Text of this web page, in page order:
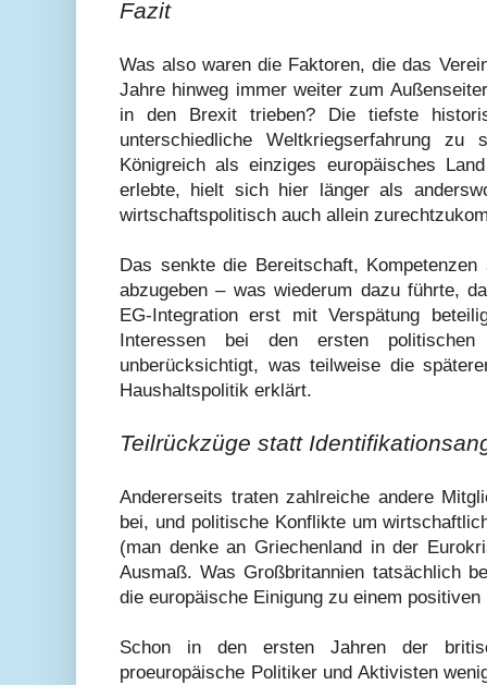
Fazit
Was also waren die Faktoren, die das
Jahre hinweg immer weiter zum
in den Brexit trieben? Die tiefste
unterschiedliche Weltkriegserfahrung
Königreich als einziges europäisches
erlebte, hielt sich hier länger als
wirtschaftspolitisch auch allein
Das senkte die Bereitschaft, Kompetenzen
abzugeben – was wiederum dazu führte,
EG-Integration erst mit Verspätung
Interessen bei den ersten politischen
unberücksichtigt, was teilweise die
Haushaltspolitik erklärt.
Teilrückzüge statt
Andererseits traten zahlreiche andere
bei, und politische Konflikte um
(man denke an Griechenland in der
Ausmaß. Was Großbritannien tatsächlich
die europäische Einigung zu einem
Schon in den ersten Jahren der
proeuropäische Politiker und Aktivisten